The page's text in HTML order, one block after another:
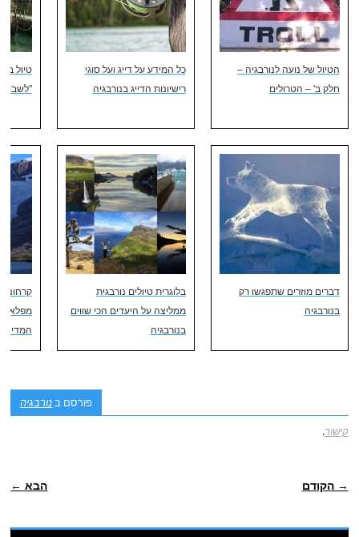
הטיול של נועה לנורבגיה –
חלק ב' – הטרולים
כל המידע על דייג ועל סוגי
רישיונות הדייג בנורבגיה
טיול
דברים מוזרים שתפגשו רק
בנורבגיה
בלוגרית טיולים נורבגית
ממליצה על היעדים הכי שווים
בנורבגיה
מפלאי
המדינה
פורסם בנורבגיה
קישור.
→ הקודם הבא ←